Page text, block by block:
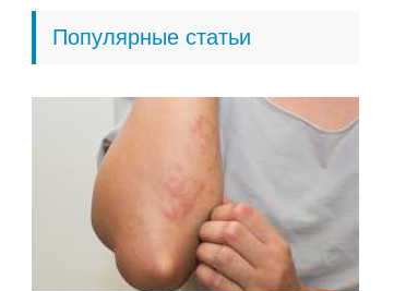
Популярные статьи